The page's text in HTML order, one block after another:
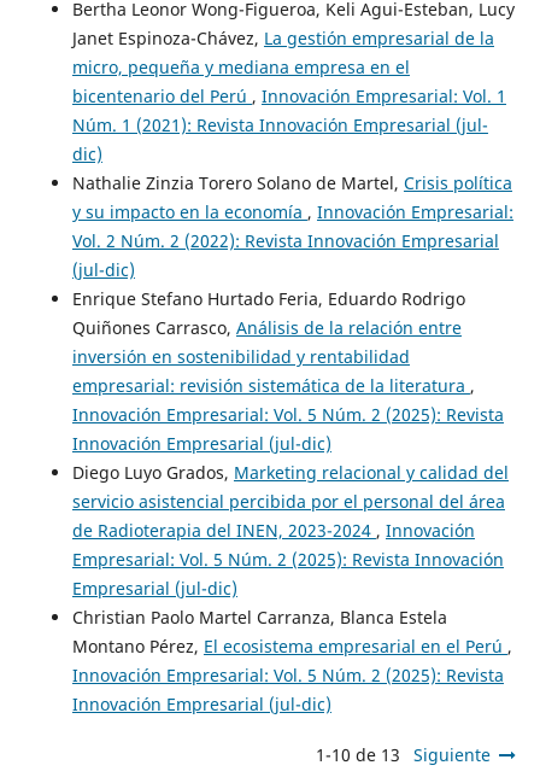
Bertha Leonor Wong-Figueroa, Keli Agui-Esteban, Lucy
Janet Espinoza-Chávez, La gestión empresarial de la
micro, pequeña y mediana empresa en el
bicentenario del Perú , Innovación Empresarial: Vol. 1
Núm. 1 (2021): Revista Innovación Empresarial (jul-
dic)
Nathalie Zinzia Torero Solano de Martel, Crisis política
y su impacto en la economía , Innovación Empresarial:
Vol. 2 Núm. 2 (2022): Revista Innovación Empresarial
(jul-dic)
Enrique Stefano Hurtado Feria, Eduardo Rodrigo
Quiñones Carrasco, Análisis de la relación entre
inversión en sostenibilidad y rentabilidad
empresarial: revisión sistemática de la literatura ,
Innovación Empresarial: Vol. 5 Núm. 2 (2025): Revista
Innovación Empresarial (jul-dic)
Diego Luyo Grados, Marketing relacional y calidad del
servicio asistencial percibida por el personal del área
de Radioterapia del INEN, 2023-2024 , Innovación
Empresarial: Vol. 5 Núm. 2 (2025): Revista Innovación
Empresarial (jul-dic)
Christian Paolo Martel Carranza, Blanca Estela
Montano Pérez, El ecosistema empresarial en el Perú ,
Innovación Empresarial: Vol. 5 Núm. 2 (2025): Revista
Innovación Empresarial (jul-dic)
1-10 de 13 Siguiente